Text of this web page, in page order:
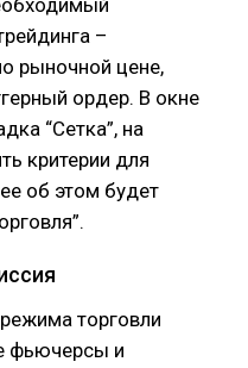
–
рыночной цене,
ордер. В окне
“Сетка”, на
критерии для
об этом будет
торговли
фьючерсы и